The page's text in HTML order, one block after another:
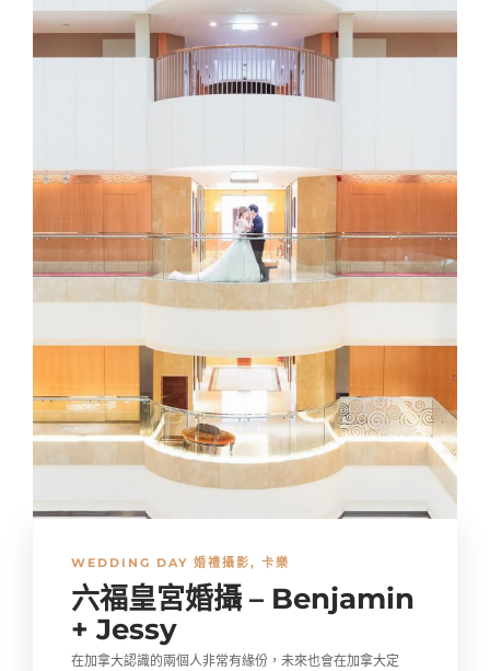
WEDDING DAY 婚禮攝影, 卡樂
六福皇宮婚攝 – Benjamin
+ Jessy
在加拿大認識的兩個人非常有緣份，未來也會在加拿大定